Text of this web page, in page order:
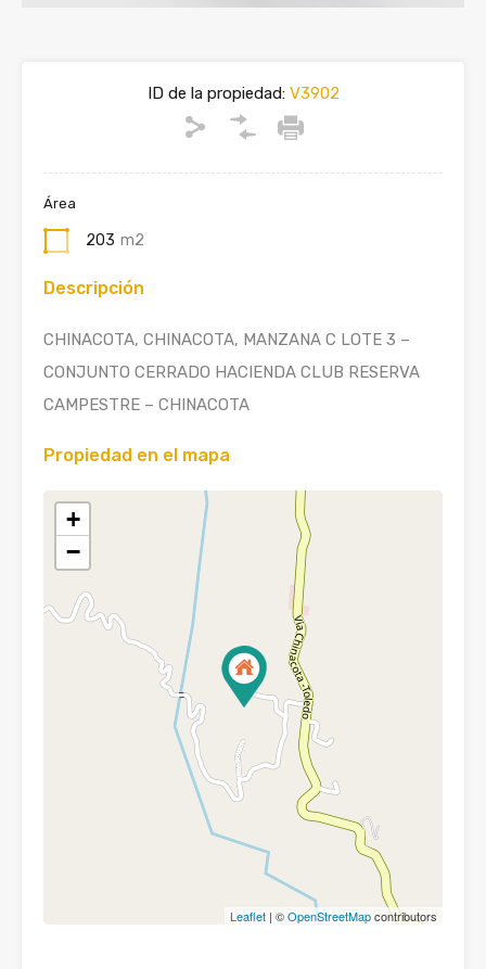
ID de la propiedad:V3902
Área
203 m2
Descripción
CHINACOTA, CHINACOTA, MANZANA C LOTE 3 –
CONJUNTO CERRADO HACIENDA CLUB RESERVA
CAMPESTRE – CHINACOTA
Propiedad en el mapa
+
−
Leaflet | ©OpenStreetMapcontributors